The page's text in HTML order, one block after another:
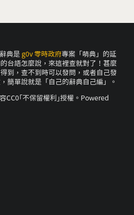
典是 g0v 零時政府專案「萌典」的延
台語怎麼說，來這裡查就對了！甚麼
到，查不到時可以發問，或者自己發
簡單說就是「自己的辭典自己編」。
CC0｢不保留權利｣授權。Powered